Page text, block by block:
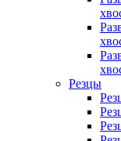
Резцы